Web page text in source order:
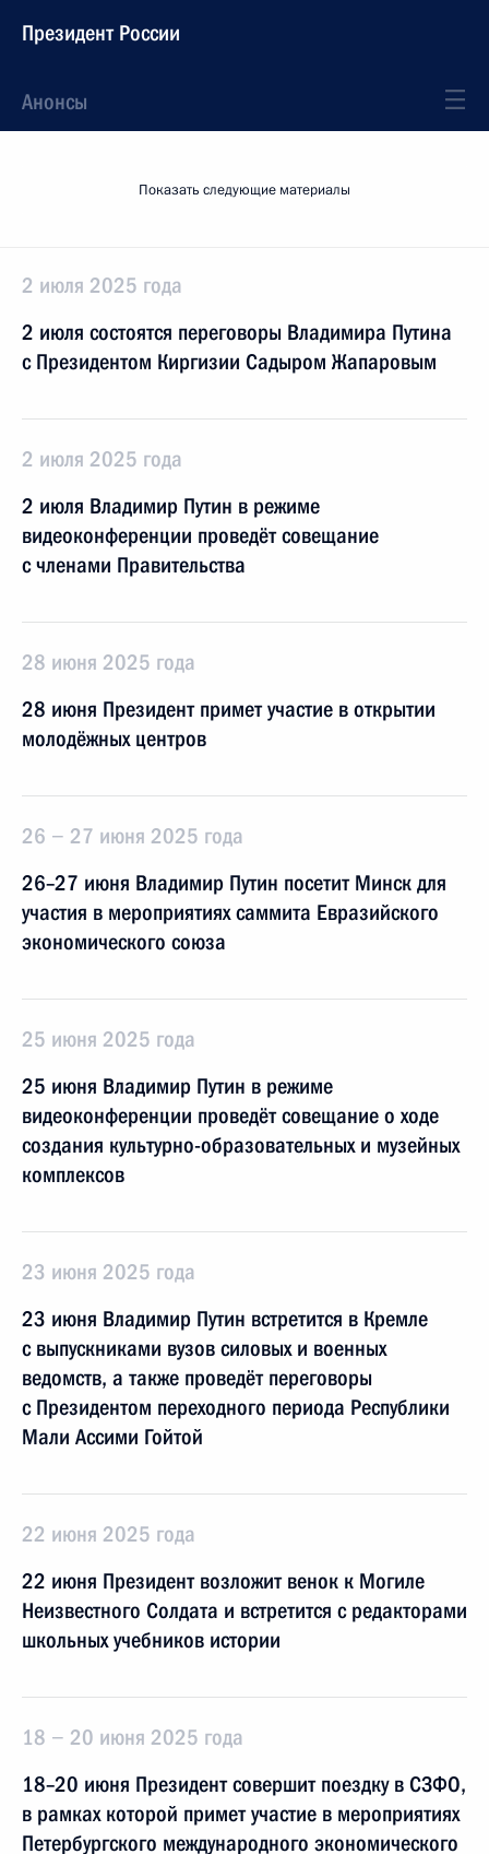
Президент России
Анонсы
Показать следующие материалы
2 июля 2025 года
2 июля состоятся переговоры Владимира Путина
с Президентом Киргизии Садыром Жапаровым
2 июля 2025 года
2 июля Владимир Путин в режиме
видеоконференции проведёт совещание
с членами Правительства
28 июня 2025 года
28 июня Президент примет участие в открытии
молодёжных центров
26 − 27 июня 2025 года
26–27 июня Владимир Путин посетит Минск для
участия в мероприятиях саммита Евразийского
экономического союза
25 июня 2025 года
25 июня Владимир Путин в режиме
видеоконференции проведёт совещание о ходе
создания культурно-образовательных и музейных
комплексов
23 июня 2025 года
23 июня Владимир Путин встретится в Кремле
с выпускниками вузов силовых и военных
ведомств, а также проведёт переговоры
с Президентом переходного периода Республики
Мали Ассими Гойтой
22 июня 2025 года
22 июня Президент возложит венок к Могиле
Неизвестного Солдата и встретится с редакторами
школьных учебников истории
18 − 20 июня 2025 года
18–20 июня Президент совершит поездку в СЗФО,
в рамках которой примет участие в мероприятиях
Петербургского международного экономического